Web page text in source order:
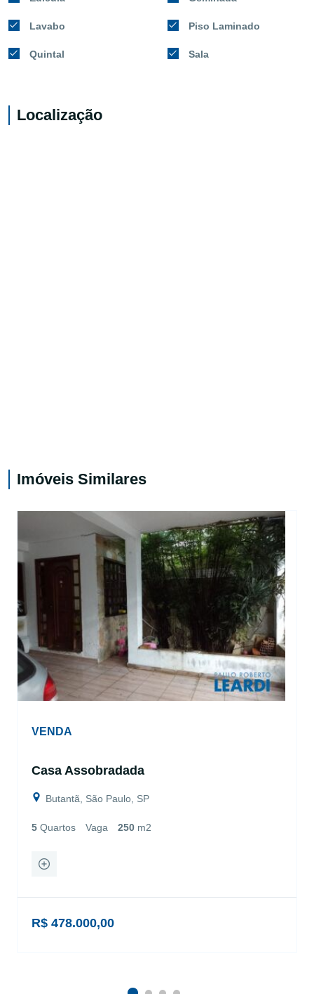
Lavabo Piso Laminado
Quintal Sala
Localização
Imóveis Similares
VENDA
Casa Assobradada
Butantã, São Paulo, SP
5 Quartos Vaga 250 m2
R$ 478.000,00